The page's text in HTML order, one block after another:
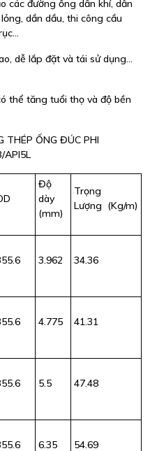
các đường ống dần khí, dẫn
dần dầu, thi công cầu
dễ lắp đặt và tái sử dụng…
thể tăng tuổi thọ và độ bền
THÉP ỐNG ĐÚC PHI
API5L
Độ
dày
(mm)
Trọng
Lượng (Kg/m)
3.962 34.36
4.775 41.31
5.5 47.48
6.35 54.69